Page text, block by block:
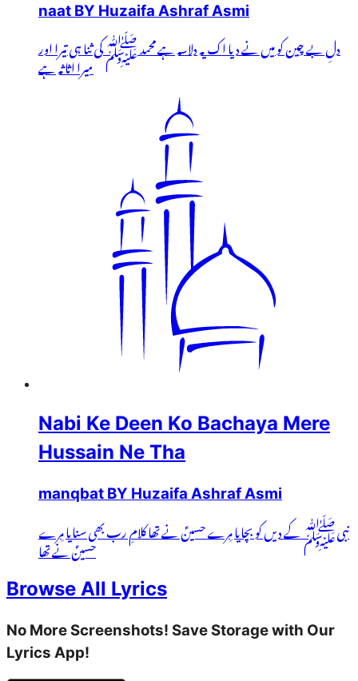
naat BY Huzaifa Ashraf Asmi
دلِ بے چین کو میں نے دیا اک یہ دلاسہ ہے محمد ﷺ کی ثنا ہی تیرا اور
میرا اثاثہ ہے
Nabi Ke Deen Ko Bachaya Mere
Hussain Ne Tha
manqbat BY Huzaifa Ashraf Asmi
نبیﷺ کے دیں کو بچایا مِرے حسینؑ نے تھا کلامِ رب بھی سنایا مِرے
حسینؑ نے تھا
Browse All Lyrics
No More Screenshots! Save Storage with Our
Lyrics App!